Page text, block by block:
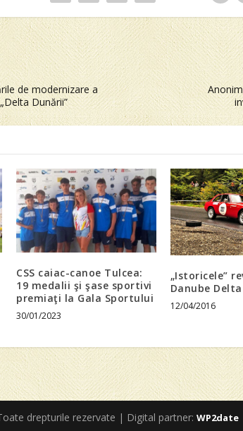
de modernizare a
Dunării”
CSS caiac-canoe Tulcea:
19 medalii şi şase sportivi
premiaţi la Gala Sportului
30/01/2023
„Istoricele”
Danube
12/04/2016
drepturile rezervate | Digital partner:WP2date